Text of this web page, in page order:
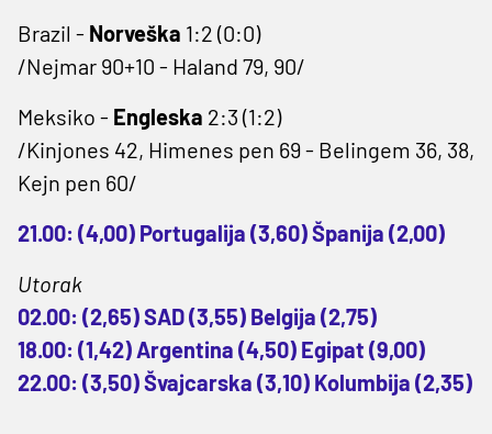
Brazil - Norveška 1:2 (0:0)
/Nejmar 90+10 - Haland 79, 90/
Meksiko - Engleska 2:3 (1:2)
/Kinjones 42, Himenes pen 69 - Belingem 36, 38,
Kejn pen 60/
21.00: (4,00) Portugalija (3,60) Španija (2,00)
Utorak
02.00: (2,65) SAD (3,55) Belgija (2,75)
18.00: (1,42) Argentina (4,50) Egipat (9,00)
22.00: (3,50) Švajcarska (3,10) Kolumbija (2,35)